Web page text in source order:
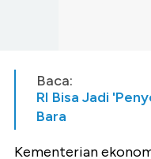
Baca:
RI Bisa Jadi
Bara
Kementerian